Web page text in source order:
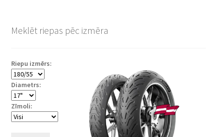
Meklēt riepas pēc izmēra
Riepu izmērs:
Diametrs:
Zīmoli: